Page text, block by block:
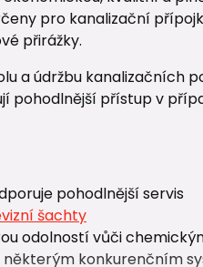
pro kanalizační
přirážky.
a údržbu
pohodlnější přístup v
pohodlnější servis
šachty
odolností vůči
konkurenčním